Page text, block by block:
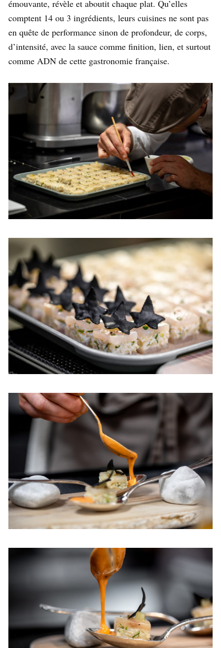
émouvante, révèle et aboutit chaque plat. Qu’elles
comptent 14 ou 3 ingrédients, leurs cuisines ne sont pas
en quête de performance sinon de profondeur, de corps,
d’intensité, avec la sauce comme finition, lien, et surtout
comme ADN de cette gastronomie française.